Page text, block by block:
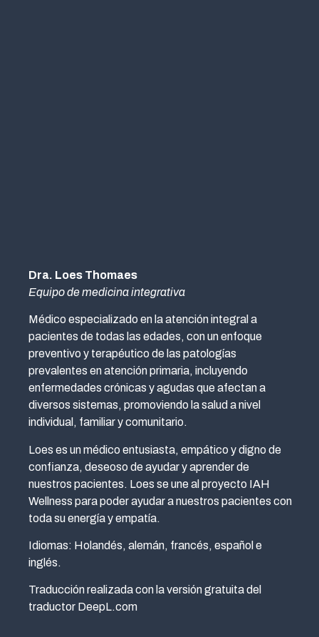
Dra. Loes Thomaes
Equipo de medicina integrativa
Médico especializado en la atención integral a
pacientes de todas las edades, con un enfoque
preventivo y terapéutico de las patologías
prevalentes en atención primaria, incluyendo
enfermedades crónicas y agudas que afectan a
diversos sistemas, promoviendo la salud a nivel
individual, familiar y comunitario.
Loes es un médico entusiasta, empático y digno de
confianza, deseoso de ayudar y aprender de
nuestros pacientes. Loes se une al proyecto IAH
Wellness para poder ayudar a nuestros pacientes con
toda su energía y empatía.
Idiomas: Holandés, alemán, francés, español e
inglés.
Traducción realizada con la versión gratuita del
traductor DeepL.com